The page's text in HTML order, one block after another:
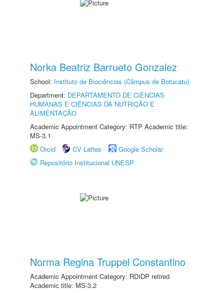
Norka Beatriz Barrueto Gonzalez
School: Instituto de Biociências (Câmpus de Botucatu)
Department: DEPARTAMENTO DE CIÊNCIAS
HUMANAS E CIÊNCIAS DA NUTRIÇÃO E
ALIMENTAÇÃO
Academic Appointment Category: RTP Academic title:
MS-3.1
Orcid
CV Lattes
Google Scholar
Repositório Institucional UNESP
Norma Regina Truppel Constantino
Academic Appointment Category: RDIDP retired
Academic title: MS-3.2